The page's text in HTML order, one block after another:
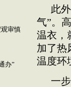
审慎
办”
此
气”。
温衣，
加了热
温度环
一